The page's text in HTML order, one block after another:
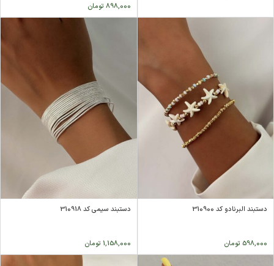
898,000 تومان
دستبند البرنادو کد 310900
598,000 تومان
دستبند سیمی کد 310918
1,158,000 تومان